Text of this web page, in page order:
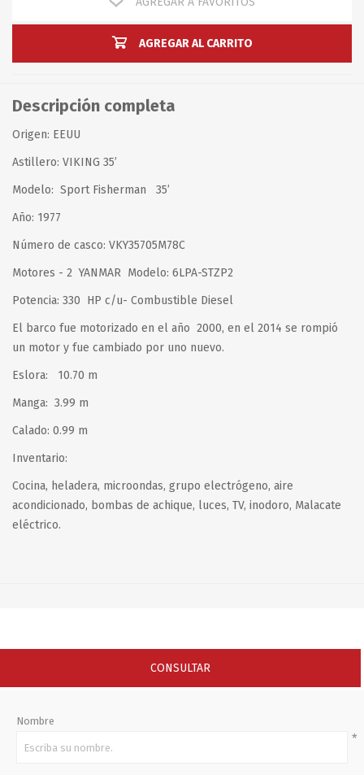
AGREGAR AL CARRITO
Descripción completa
Origen: EEUU
Astillero: VIKING 35’
Modelo: Sport Fisherman 35’
Año: 1977
Número de casco: VKY35705M78C
Motores - 2 YANMAR Modelo: 6LPA-STZP2
Potencia: 330 HP c/u- Combustible Diesel
El barco fue motorizado en el año 2000, en el 2014 se rompió
un motor y fue cambiado por uno nuevo.
Eslora: 10.70 m
Manga: 3.99 m
Calado: 0.99 m
Inventario:
Cocina, heladera, microondas, grupo electrógeno, aire
acondicionado, bombas de achique, luces, TV, inodoro, Malacate
eléctrico.
CONSULTAR
Nombre
*